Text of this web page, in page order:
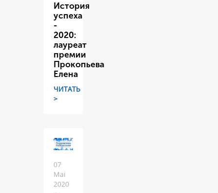
История
успеха
-
2020:
лауреат
премии
Прокопьева
Елена
ЧИТАТЬ
>
07
Mai
2020